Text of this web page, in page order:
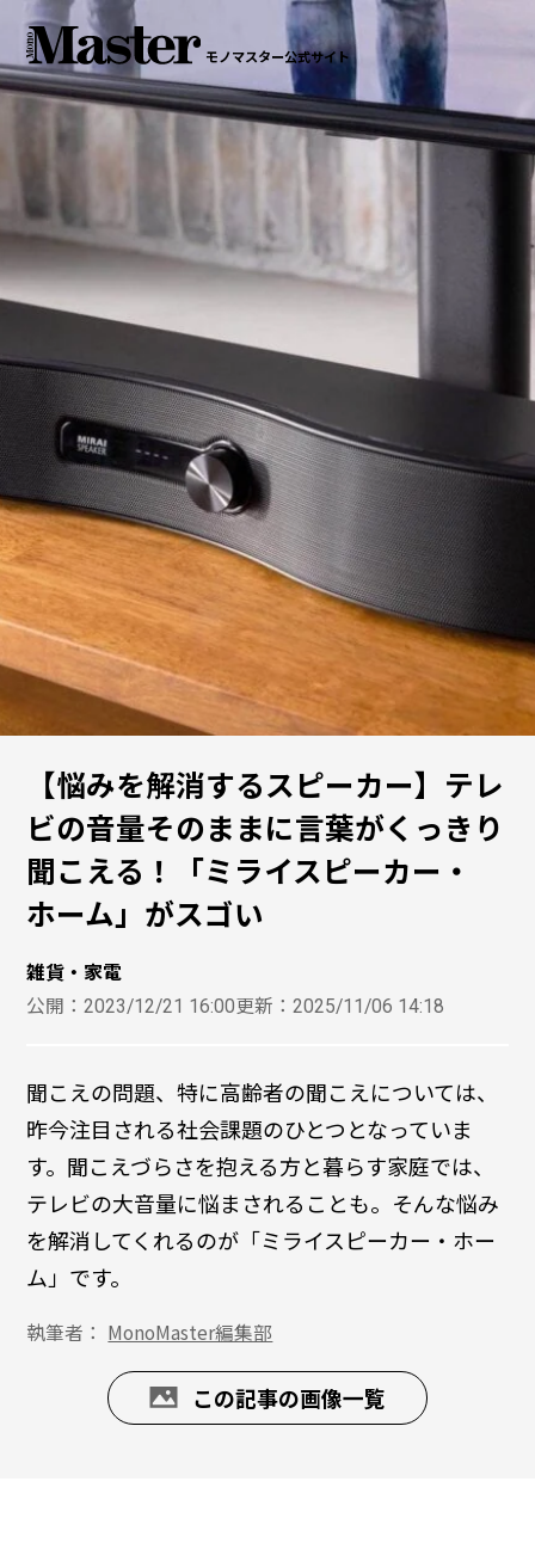
モノマスター公式サイト
【悩みを解消するスピーカー】テレ
ビの音量そのままに言葉がくっきり
聞こえる！「ミライスピーカー・
ホーム」がスゴい
雑貨・家電
公開：2023/12/21 16:00更新：2025/11/06 14:18
聞こえの問題、特に高齢者の聞こえについては、
昨今注目される社会課題のひとつとなっていま
す。聞こえづらさを抱える方と暮らす家庭では、
テレビの大音量に悩まされることも。そんな悩み
を解消してくれるのが「ミライスピーカー・ホー
ム」です。
執筆者： MonoMaster編集部
この記事の画像一覧